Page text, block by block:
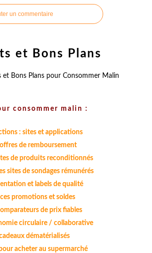
un commentaire
et Bons Plans
consommer malin :
: sites et applications
de remboursement
de produits reconditionnés
sites de sondages rémunérés
et labels de qualité
promotions et soldes
de prix fiables
circulaire / collaborative
dématérialisés
acheter au supermarché